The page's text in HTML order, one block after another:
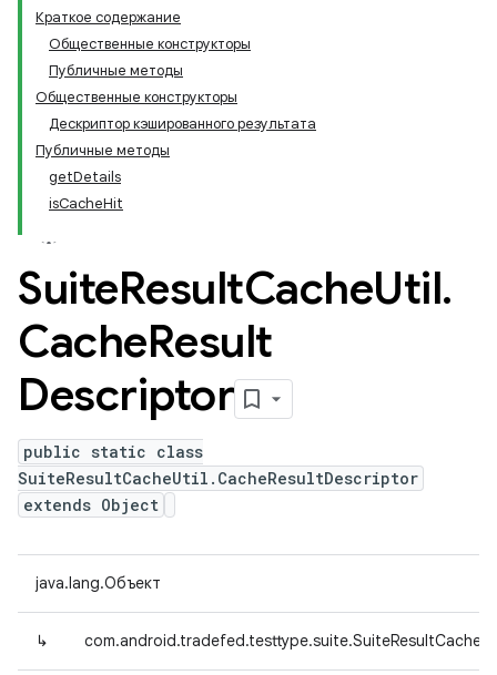
Краткое содержание
Общественные конструкторы
Публичные методы
Общественные конструкторы
Дескриптор кэшированного результата
Публичные методы
getDetails
isCacheHit
SuiteResultCacheUtil.
CacheResult
Descriptor
public static class
SuiteResultCacheUtil.CacheResultDescriptor
extends Object
java.lang.Объект
↳